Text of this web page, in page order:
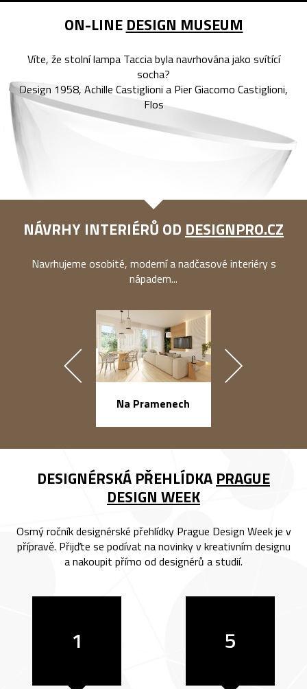
ON-LINE DESIGN MUSEUM
Víte, že stolní lampa Taccia byla navrhována jako svítící
socha?
Design 1958, Achille Castiglioni a Pier Giacomo Castiglioni,
Flos
NÁVRHY INTERIÉRŮ OD DESIGNPRO.CZ
Navrhujeme osobité, moderní a nadčasové interiéry s
nápadem...
Na Pramenech
DESIGNÉRSKÁ PŘEHLÍDKA PRAGUE
DESIGN WEEK
Osmý ročník designérské přehlídky Prague Design Week je v
přípravě. Přijďte se podívat na novinky v kreativním designu
a nakoupit přímo od designérů a studií.
1 5